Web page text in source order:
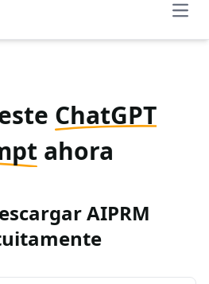
ChatGPT
ahora
AIPRM